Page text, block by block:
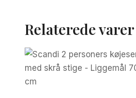
Relaterede varer